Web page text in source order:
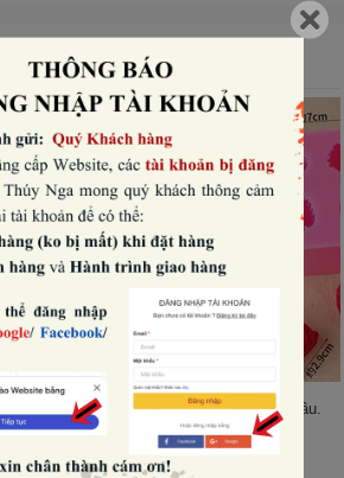
MUA CÙNG
xôi.
THÊM
Khuôn silicon- 4 quả dâu.
36.480₫